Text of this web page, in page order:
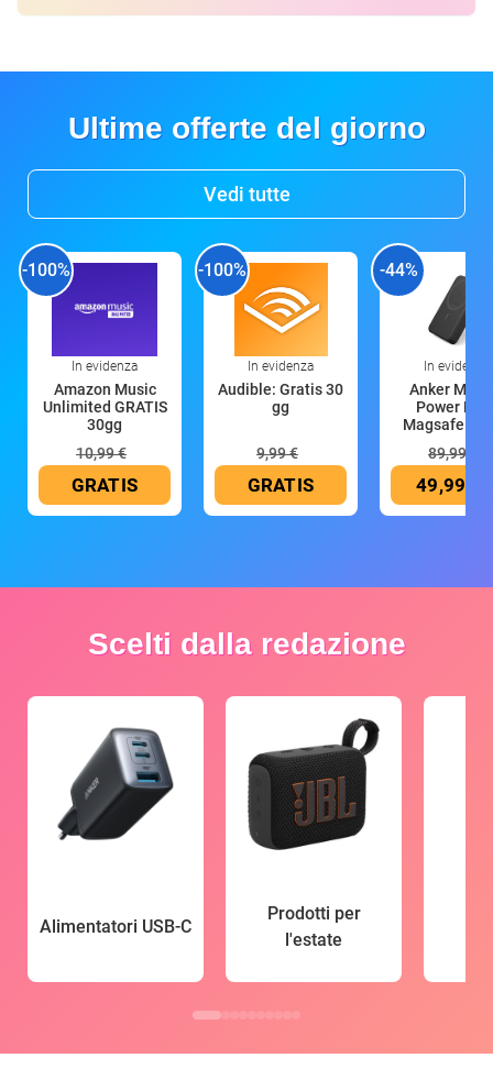
Ultime offerte del giorno
Vedi tutte
-100%
In evidenza
Amazon Music
Unlimited GRATIS
30gg
10,99 €
GRATIS
-100%
In evidenza
Audible: Gratis 30
gg
9,99 €
GRATIS
-44%
In evidenza
Anker
Power
Magsafe
89,99 €
49,99 €
Scelti dalla redazione
Alimentatori USB-C
Prodotti per
l'estate